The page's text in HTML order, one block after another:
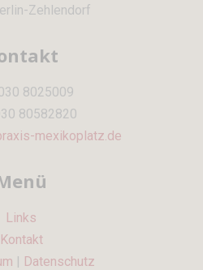
Zehlendorf
8025009
80582820
mexikoplatz.de
Links
Kontakt
| Datenschutz